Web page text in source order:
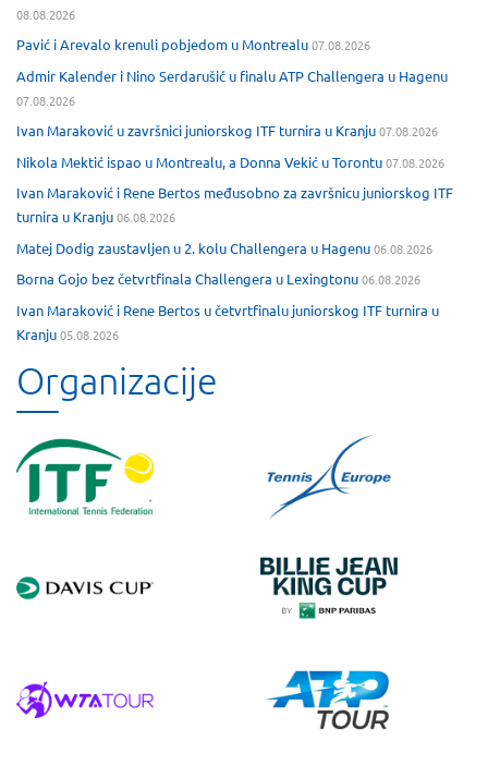
08.08.2026
Pavić i Arevalo krenuli pobjedom u Montrealu07.08.2026
Admir Kalender i Nino Serdarušić u finalu ATP Challengera u Hagenu
07.08.2026
Ivan Maraković u završnici juniorskog ITF turnira u Kranju07.08.2026
Nikola Mektić ispao u Montrealu, a Donna Vekić u Torontu07.08.2026
Ivan Maraković i Rene Bertos međusobno za završnicu juniorskog ITF
turnira u Kranju06.08.2026
Matej Dodig zaustavljen u 2. kolu Challengera u Hagenu06.08.2026
Borna Gojo bez četvrtfinala Challengera u Lexingtonu06.08.2026
Ivan Maraković i Rene Bertos u četvrtfinalu juniorskog ITF turnira u
Kranju05.08.2026
Organizacije